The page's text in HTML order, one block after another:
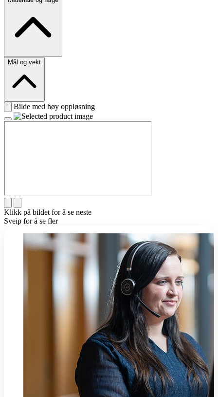
Mål og vekt
Bilde med høy oppløsning
Klikk på bildet for å se neste
Sveip for å se fler